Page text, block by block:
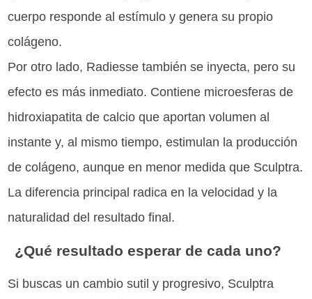
cuerpo responde al estímulo y genera su propio
colágeno.
Por otro lado, Radiesse también se inyecta, pero su
efecto es más inmediato. Contiene microesferas de
hidroxiapatita de calcio que aportan volumen al
instante y, al mismo tiempo, estimulan la producción
de colágeno, aunque en menor medida que Sculptra.
La diferencia principal radica en la velocidad y la
naturalidad del resultado final.
¿Qué resultado esperar de cada uno?
Si buscas un cambio sutil y progresivo, Sculptra